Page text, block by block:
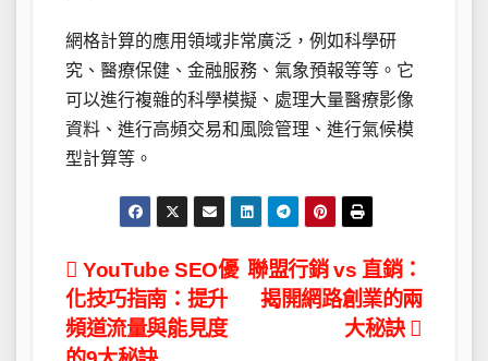
網格計算的應用領域非常廣泛，例如科學研
究、醫療保健、金融服務、氣象預報等等。它
可以進行複雜的科學模擬、處理大量醫療影像
資料、進行高頻交易和風險管理、進行氣候模
型計算等。
文
章
聯盟行銷 vs 直銷：
揭開網路創業的兩
大秘訣
YouTube SEO優
化技巧指南：提升
頻道流量與能見度